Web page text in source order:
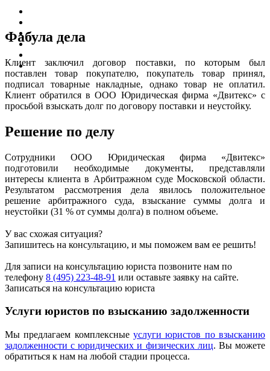
Фабула дела
Клиент заключил договор поставки, по которым был
поставлен товар покупателю, покупатель товар принял,
подписал товарные накладные, однако товар не оплатил.
Клиент обратился в ООО Юридическая фирма «Двитекс» с
просьбой взыскать долг по договору поставки и неустойку.
Решение по делу
Сотрудники ООО Юридическая фирма «Двитекс»
подготовили необходимые документы, представляли
интересы клиента в Арбитражном суде Московской области.
Результатом рассмотрения дела явилось положительное
решение арбитражного суда, взыскание суммы долга и
неустойки (31 % от суммы долга) в полном объеме.
У вас схожая ситуация?
Запишитесь на консультацию, и мы поможем вам ее решить!
Для записи на консультацию юриста позвоните нам по
телефону 8 (495) 223-48-91 или оставьте заявку на сайте.
Записаться на консультацию юриста
Услуги юристов по взысканию задолженности
Мы предлагаем комплексные услуги юристов по взысканию
задолженности с юридических и физических лиц. Вы можете
обратиться к нам на любой стадии процесса.